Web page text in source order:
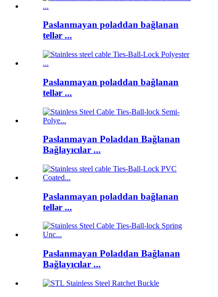
Paslanmayan poladdan bağlanan
tellər ...
Paslanmayan poladdan bağlanan
tellər ...
Paslanmayan Poladdan Bağlanan
Bağlayıcılar ...
Paslanmayan poladdan bağlanan
tellər ...
Paslanmayan Poladdan Bağlanan
Bağlayıcılar ...